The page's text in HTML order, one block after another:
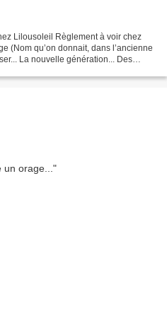
Lilousoleil Règlement à voir chez
(Nom qu’on donnait, dans l’ancienne
La nouvelle génération... Des